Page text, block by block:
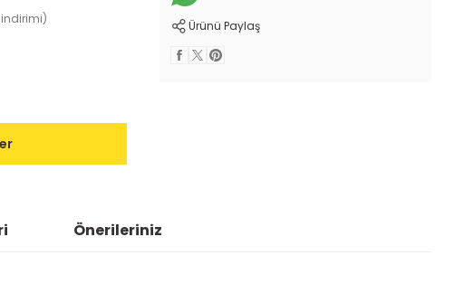
indirimi)
Ürünü Paylaş
Önerileriniz